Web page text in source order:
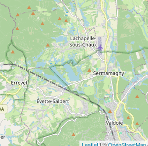
Leaflet| ©OpenStreetMap